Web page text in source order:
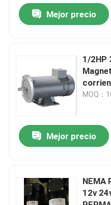
Viaje de la fábrica
Éntrenos en contacto
Noticias
Pida una cita
máquina del cargador
Mejor precio
1/2HP
MOQ：
Mejor precio
NEMA
12v